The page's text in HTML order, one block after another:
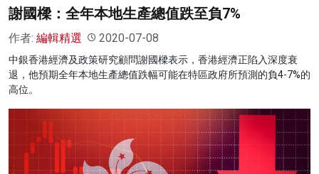
謝國樑：全年本地生產總值跌至負7%
作者: 編輯精選 2020-07-08
中銀香港經濟及政策研究顧問謝國樑表示，香港經濟正陷入深度衰
退，他預期全年本地生產總值跌幅可能在特區政府所預測的負4-7%的
高位。